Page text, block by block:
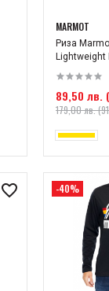
MARMOT
Риза
Lightweight
89,50 лв.
179,00 лв.
-40%